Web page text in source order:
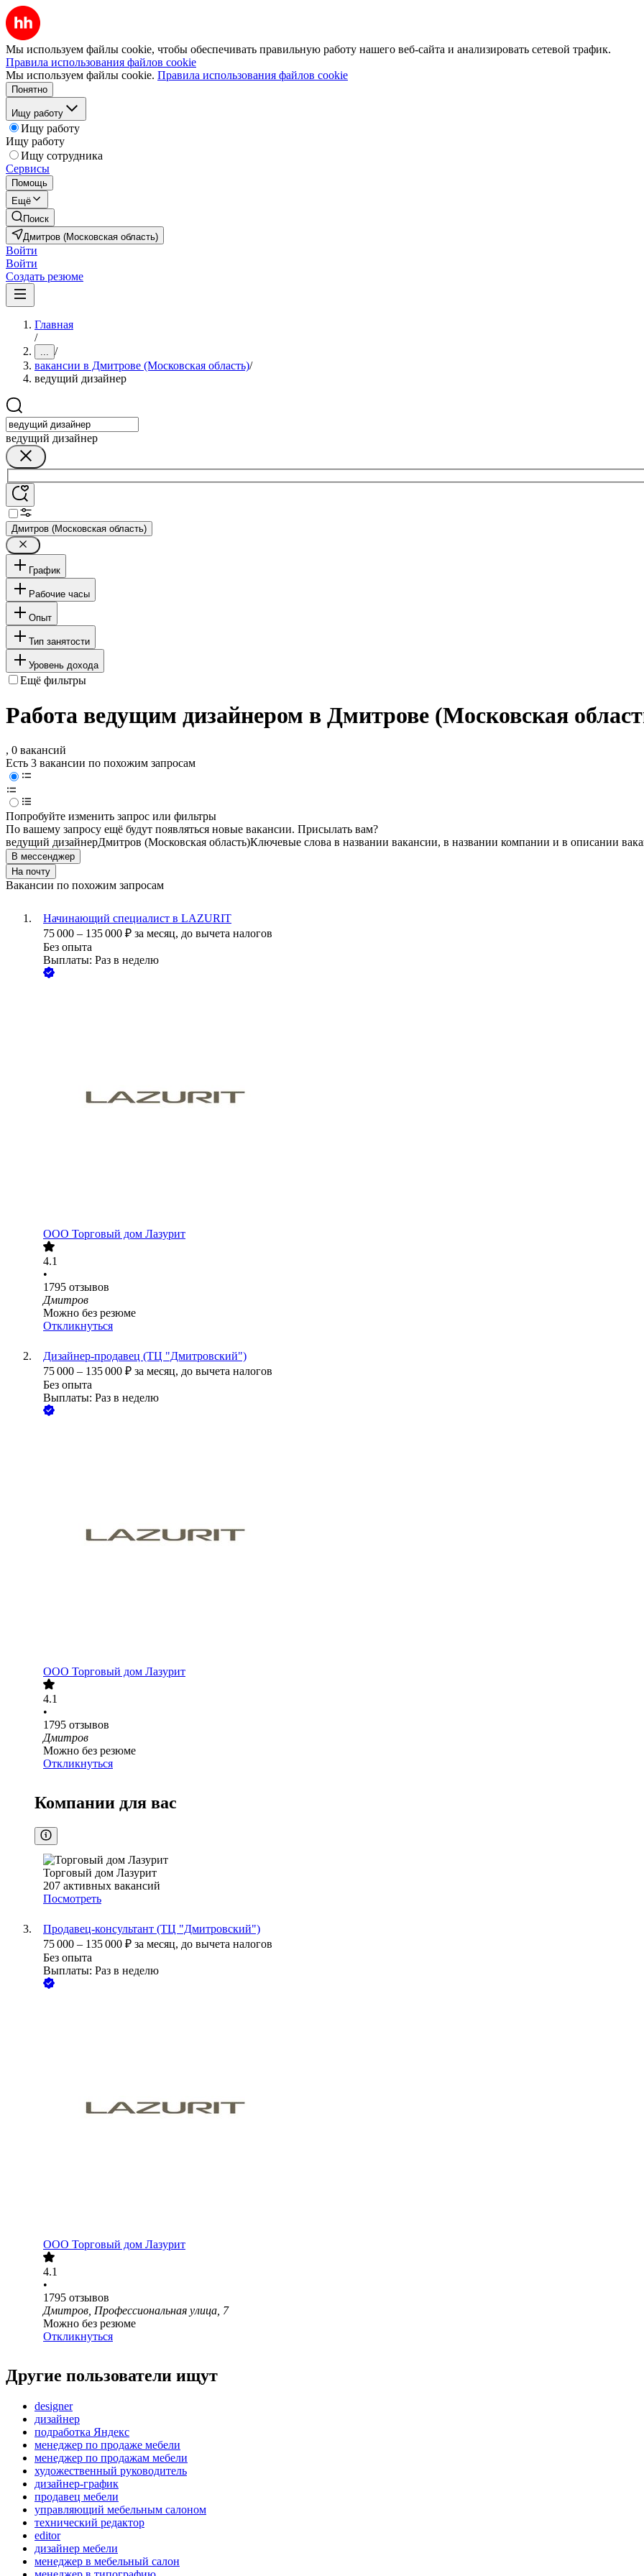
Мы используем файлы cookie, чтобы обеспечивать правильную работу нашего веб-сайта и анализировать сетевой трафик.
Правила использования файлов cookie
Мы используем файлы cookie. Правила использования файлов cookie
Понятно
Ищу работу
Ищу работу
Ищу работу
Ищу сотрудника
Сервисы
Помощь
Ещё
Поиск
Дмитров (Московская область)
Войти
Войти
Создать резюме
Главная
/
... /
вакансии в Дмитрове (Московская область)/
ведущий дизайнер
ведущий дизайнер
Дмитров (Московская область)
График
Рабочие часы
Опыт
Тип занятости
Уровень дохода
Ещё фильтры
Работа ведущим дизайнером в Дмитрове (Московская
, 0 вакансий
Есть 3 вакансии по похожим запросам
Попробуйте изменить запрос или фильтры
По вашему запросу ещё будут появляться новые вакансии. Присылать вам?
ведущий дизайнерДмитров (Московская область)Ключевые слова в названии вакансии, в названии компании и в описании
В мессенджер
На почту
Вакансии по похожим запросам
Начинающий специалист в LAZURIT
75 000 – 135 000 ₽ за месяц, до вычета налогов
Без опыта
Выплаты: Раз в неделю
ООО Торговый дом Лазурит
4.1
•
1795 отзывов
Дмитров
Можно без резюме
Откликнуться
Дизайнер-продавец (ТЦ "Дмитровский")
75 000 – 135 000 ₽ за месяц, до вычета налогов
Без опыта
Выплаты: Раз в неделю
ООО Торговый дом Лазурит
4.1
•
1795 отзывов
Дмитров
Можно без резюме
Откликнуться
Компании для вас
Торговый дом Лазурит
207 активных вакансий
Посмотреть
Продавец-консультант (ТЦ "Дмитровский")
75 000 – 135 000 ₽ за месяц, до вычета налогов
Без опыта
Выплаты: Раз в неделю
ООО Торговый дом Лазурит
4.1
•
1795 отзывов
Дмитров, Профессиональная улица, 7
Можно без резюме
Откликнуться
Другие пользователи ищут
designer
дизайнер
подработка Яндекс
менеджер по продаже мебели
менеджер по продажам мебели
художественный руководитель
дизайнер-график
продавец мебели
управляющий мебельным салоном
технический редактор
editor
дизайнер мебели
менеджер в мебельный салон